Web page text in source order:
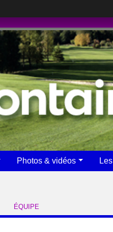
Photos & vidéos
ÉQUIPE